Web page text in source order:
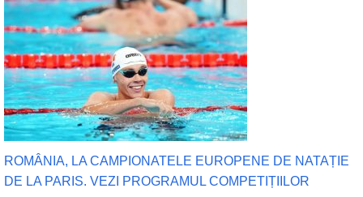
ROMÂNIA, LA CAMPIONATELE EUROPENE DE NATAȚIE
DE LA PARIS. VEZI PROGRAMUL COMPETIȚIILOR